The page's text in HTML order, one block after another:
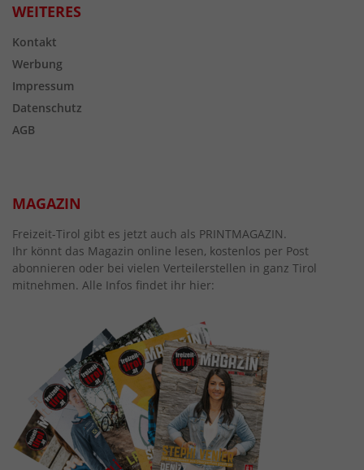
WEITERES
Kontakt
Werbung
Impressum
Datenschutz
AGB
MAGAZIN
Freizeit-Tirol gibt es jetzt auch als PRINTMAGAZIN.
Ihr könnt das Magazin online lesen, kostenlos per Post
abonnieren oder bei vielen Verteilerstellen in ganz Tirol
mitnehmen. Alle Infos findet ihr hier: